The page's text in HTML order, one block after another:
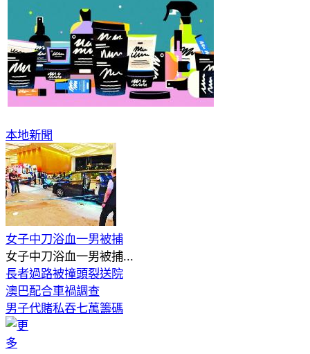
本地新聞
女子中刀浴血一男被捕
女子中刀浴血一男被捕...
長者過路被撞頭裂送院
澳巴配合車禍調查
男子代賭私吞七萬籌碼